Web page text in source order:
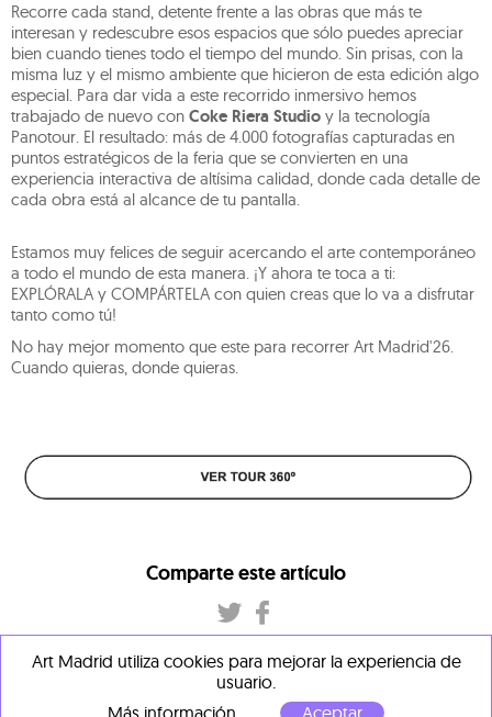
Recorre cada stand, detente frente a las obras que más te
interesan y redescubre esos espacios que sólo puedes apreciar
bien cuando tienes todo el tiempo del mundo. Sin prisas, con la
misma luz y el mismo ambiente que hicieron de esta edición algo
especial. Para dar vida a este recorrido inmersivo hemos
trabajado de nuevo con Coke Riera Studio y la tecnología
Panotour. El resultado: más de 4.000 fotografías capturadas en
puntos estratégicos de la feria que se convierten en una
experiencia interactiva de altísima calidad, donde cada detalle de
cada obra está al alcance de tu pantalla.
Estamos muy felices de seguir acercando el arte contemporáneo
a todo el mundo de esta manera. ¡Y ahora te toca a ti:
EXPLÓRALA y COMPÁRTELA con quien creas que lo va a disfrutar
tanto como tú!
No hay mejor momento que este para recorrer Art Madrid'26.
Cuando quieras, donde quieras.
Comparte este artículo
Art Madrid utiliza cookies para mejorar la experiencia de
usuario.
Más información
Aceptar